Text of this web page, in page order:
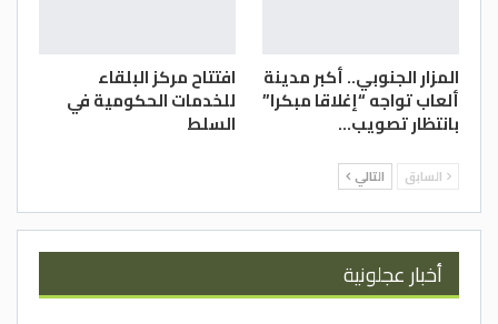
المزار الجنوبي.. أكبر مدينة
ألعاب تواجه “إغلاقا مبكرا”
بانتظار تصويب…
افتتاح مركز البلقاء
للخدمات الحكومية في
السلط
السابق التالي
أخبار عجلونية